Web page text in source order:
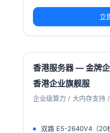
立
香港服务器 — 金牌
香港企业旗舰服
企业级算力 / 大内存支持
双路 E5-2640V4（20